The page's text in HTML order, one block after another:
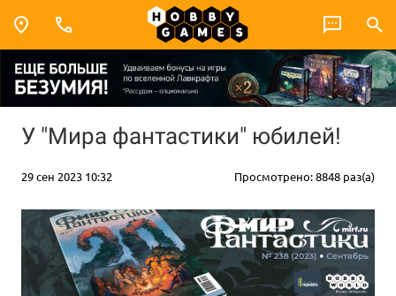
У "Мира фантастики" юбилей!
29 сен 2023 10:32 Просмотрено: 8848 раз(а)